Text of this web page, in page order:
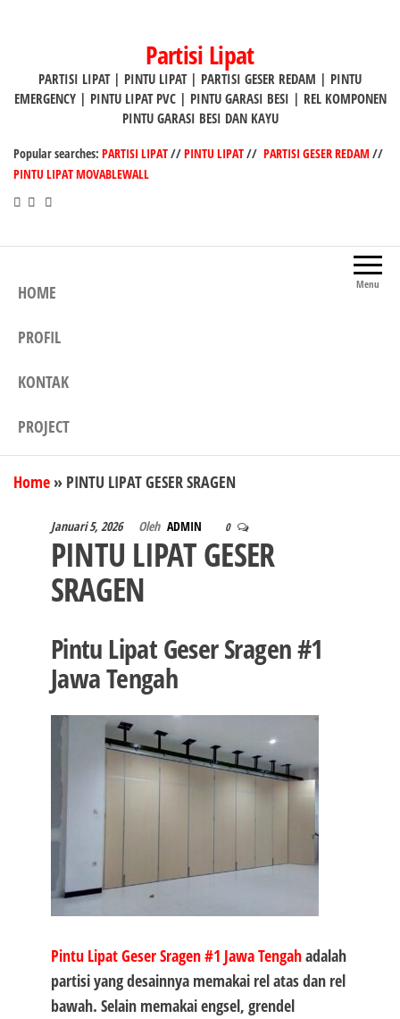
Partisi Lipat
PARTISI LIPAT | PINTU LIPAT | PARTISI GESER REDAM | PINTU
EMERGENCY | PINTU LIPAT PVC | PINTU GARASI BESI | REL KOMPONEN
PINTU GARASI BESI DAN KAYU
Popular searches: PARTISI LIPAT//PINTU LIPAT// PARTISI GESER REDAM//
PINTU LIPAT MOVABLEWALL
Menu
HOME
PROFIL
KONTAK
PROJECT
Home » PINTU LIPAT GESER SRAGEN
Januari 5, 2026 Oleh ADMIN 0
PINTU LIPAT GESER
SRAGEN
Pintu Lipat Geser Sragen #1
Jawa Tengah
Pintu Lipat Geser Sragen #1 Jawa Tengahadalah
partisi yang desainnya memakai rel atas dan rel
bawah. Selain memakai engsel, grendel